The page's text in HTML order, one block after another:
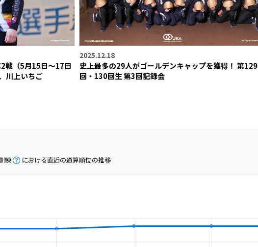
戦（5月15日〜17日
川上いちご
2025.12.18
史上最多の29人がゴールデンキャップを獲得！ 第129
回・130回生 第3回記録会
練 における直近の通算順位の推移